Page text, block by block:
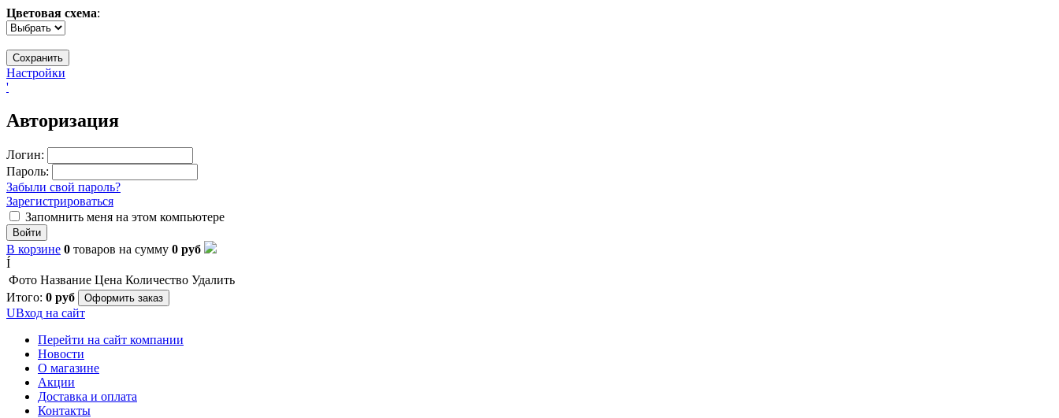
Цветовая схема:
Настройки
'
Авторизация
Логин:
Пароль:
Забыли свой пароль?
Зарегистрироваться
Запомнить меня на этом компьютере
Войти
В корзине 0 товаров на сумму 0 руб
Í
Фото Название Цена Количество Удалить
Итого: 0 руб Оформить заказ
UВход на сайт
Перейти на сайт компании
Новости
О магазине
Акции
Доставка и оплата
Контакты